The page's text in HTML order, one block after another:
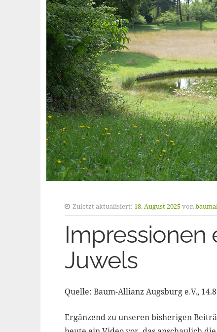
Zuletzt aktualisiert: 18. August 2025von
Impressionen
Juwels
Quelle: Baum-Allianz Augsburg e.V.,
Ergänzend zu unseren bisherigen